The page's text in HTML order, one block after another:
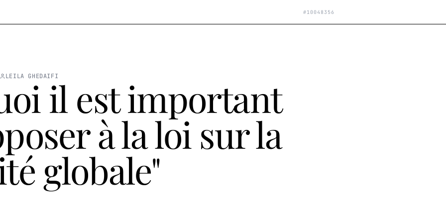
# 10048356
LEILA GHEDAIFIil est important
à la loi sur la
globale"